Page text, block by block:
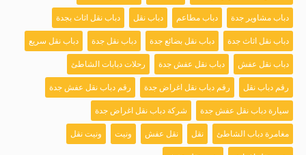
دباب مشاوير جدة دباب مطاعم دباب نقل دباب نقل اثاث بجدة
دباب نقل اثاث جدة دباب نقل بضائع جدة دباب نقل جدة دباب نقل سريع
دباب نقل عفش دباب نقل عفش جدة رحلات دبابات الشاطئ
رقم دباب نقل رقم دباب نقل اغراض جدة رقم دباب نقل عفش جدة
سيارة دباب نقل عفش جدة شركة دباب نقل اغراض جدة
مغامرة دباب الشاطئ نقل نقل عفش ونيت ونيت نقل